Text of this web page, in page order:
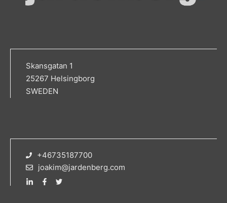
Skansgatan 1
25267 Helsingborg
SWEDEN
+46735187700
joakim@jardenberg.com